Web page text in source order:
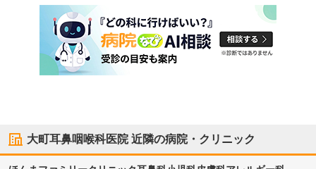
大町耳鼻咽喉科医院近隣の病院・クリニック